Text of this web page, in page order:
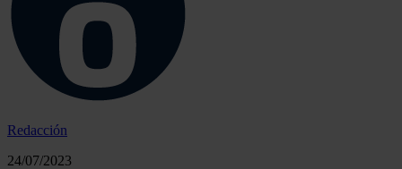
Redacción
24/07/2023